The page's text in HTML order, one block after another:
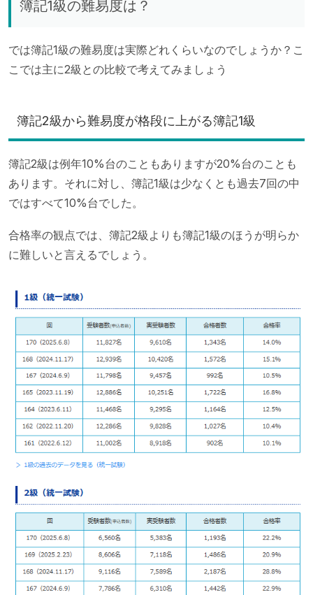
簿記1級の難易度は？
では簿記1級の難易度は実際どれくらいなのでしょうか？こ
こでは主に2級との比較で考えてみましょう
簿記2級から難易度が格段に上がる簿記1級
簿記2級は例年10%台のこともありますが20%台のことも
あります。それに対し、簿記1級は少なくとも過去7回の中
ではすべて10%台でした。
合格率の観点では、簿記2級よりも簿記1級のほうが明らか
に難しいと言えるでしょう。